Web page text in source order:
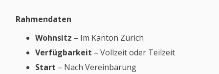
Rahmendaten
Wohnsitz – Im Kanton Zürich
Verfügbarkeit – Vollzeit oder Teilzeit
Start – Nach Vereinbarung